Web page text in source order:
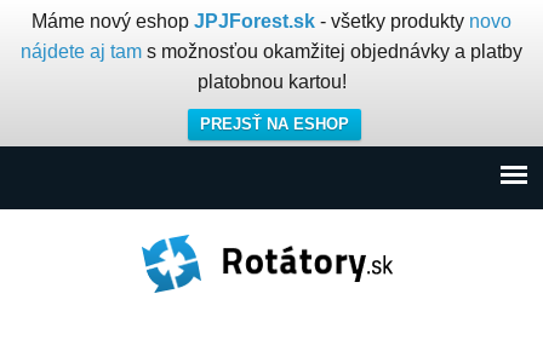
Máme nový eshop JPJForest.sk - všetky produkty novo
nájdete aj tam s možnosťou okamžitej objednávky a platby
platobnou kartou!
PREJSŤ NA ESHOP